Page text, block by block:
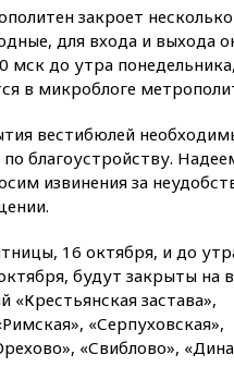
закроет
для входа и выхода
мск до утра
в микроблоге
вестибюлей
благоустройству.
извинения за
16 октября, и до
будут закрыты на
«Крестьянская застава»,
«Серпуховская»,
«Свиблово»,